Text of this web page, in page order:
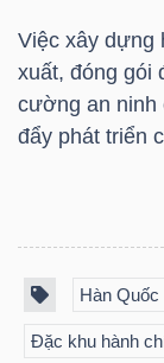
Việc xây dựng
xuất, đóng gói
cường an ninh
đẩy phát triển
Hàn Quốc
Đặc khu hành
CÔNG
NGHIỆP
KHÔNG
THIẾT